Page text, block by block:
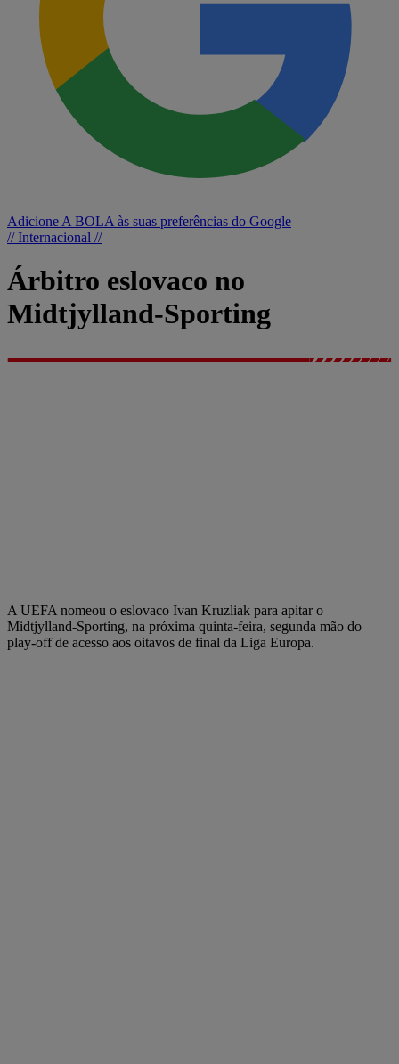
Adicione A BOLA às suas preferências do Google
// Internacional //
Árbitro eslovaco no
Midtjylland-Sporting
A UEFA nomeou o eslovaco Ivan Kruzliak para apitar o
Midtjylland-Sporting, na próxima quinta-feira, segunda mão do
play-off de acesso aos oitavos de final da Liga Europa.